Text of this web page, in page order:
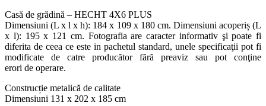
Casă de grădină – HECHT 4X6 PLUS
Dimensiuni (L x l x h): 184 x 109 x 180 cm. Dimensiuni acoperiș (L
x l): 195 x 121 cm. Fotografia are caracter informativ şi poate fi
diferita de ceea ce este in pachetul standard, unele specificaţii pot fi
modificate de catre producător fără preaviz sau pot conţine
erori de operare.
Construcție metalică de calitate
Dimensiuni 131 x 202 x 185 cm